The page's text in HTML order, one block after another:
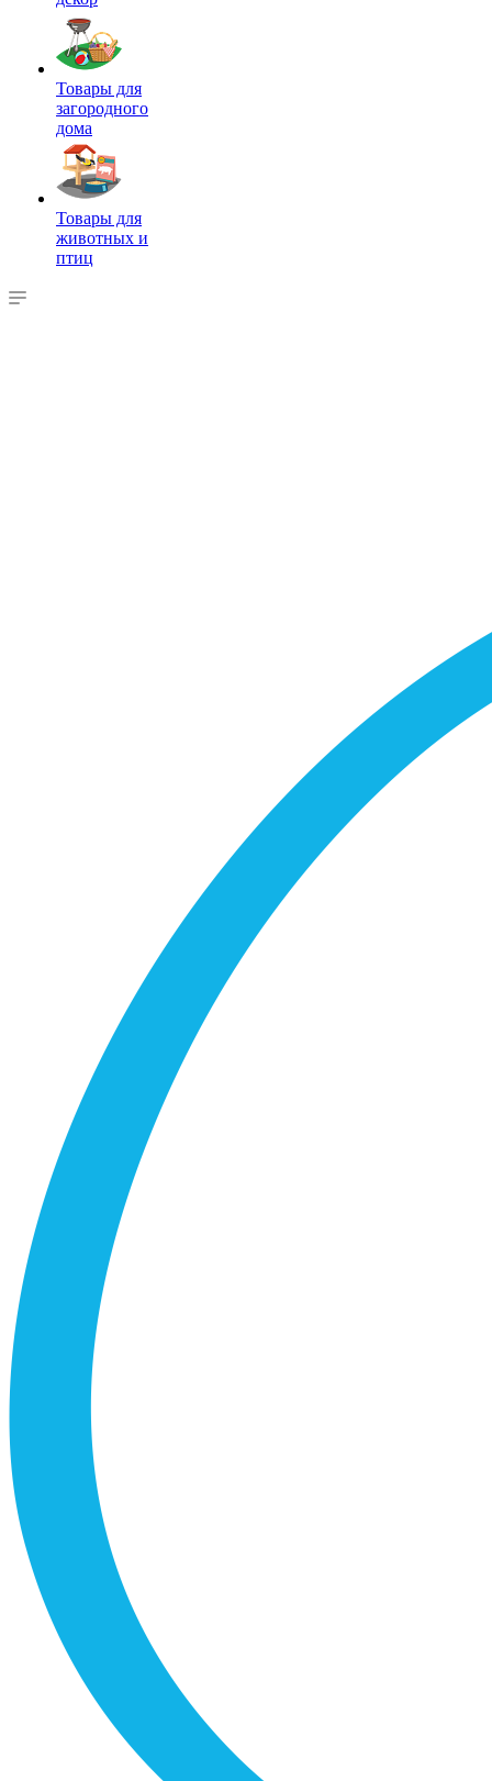
Товары для
загородного
дома
Товары для
животных и
птиц